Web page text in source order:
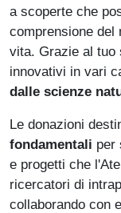
a scoperte che
comprensione del
vita. Grazie al tuo
innovativi in vari
dalle scienze
Le donazioni
fondamentali per
e progetti che
ricercatori di
collaborando con